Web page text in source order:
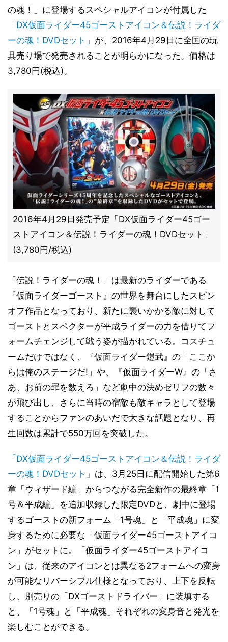
の魂！」に登場するスペシャルアイコンが付属した
「DX仮面ライダー45ゴーストアイコン＆伝説！ライダ
ーの魂！DVDセット」 が、2016年4月29日に全国の玩
具売り場で発売されることが明らかになった。価格は
3,780円(税込)。
2016年4月29日発売予定「DX仮面ライダー45ゴー
ストアイコン＆伝説！ライダーの魂！DVDセット」
(3,780円/税込)
「伝説！ライダーの魂！」は最新のライダーである
『仮面ライダーゴースト』の世界を舞台にしたスピン
オフ作品となっており、新たに襲いかかる敵に対して
ゴーストとスペクターが平成ライダーの力を借りてフ
ォームチェンジして戦う姿が描かれている。コスチュ
ームだけではなく、『仮面ライダー鎧武』の「ここか
らは俺のステージだ!」や、『仮面ライダーW』の「さ
あ、お前の罪を数えろ」など劇中の決めゼリフの数々
が飛び出し、さらに当時の宿敵も敵キャラとして登場
することからファンのあいだで大きな話題となり、再
生回数は累計で550万回を突破した。
「DX仮面ライダー45ゴーストアイコン＆伝説！ライダ
ーの魂！DVDセット」 は、3月25日に配信開始した第6
章「ウィザード編」からつながる完全新作の最終章「1
号＆平成編」を追加収録した限定DVDと、劇中に登場
するゴーストの新フォーム「1号魂」と「平成魂」に変
身するために必要な「仮面ライダー45ゴーストアイコ
ン」がセットに。「仮面ライダー45ゴーストアイコ
ン」は、従来のアイコンとは異なる2フォームへの変身
が可能なリバーシブル仕様となっており、上下を反転
し、別売りの「DXゴーストドライバー」に装填する
と、「1号魂」と「平成魂」それぞれの変身音と発光を
楽しむことができる。